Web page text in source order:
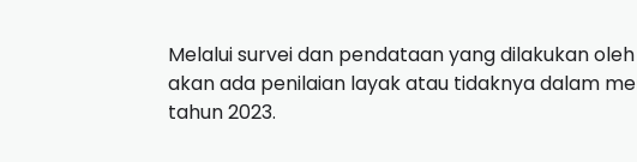
Melalui survei dan pendataan yang dilakukan
akan ada penilaian layak atau tidaknya dalam
tahun 2023.